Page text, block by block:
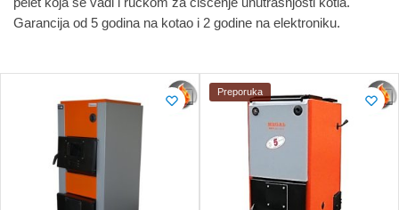
Garancija od 5 godina na kotao i 2 godine na elektroniku.
Preporuka